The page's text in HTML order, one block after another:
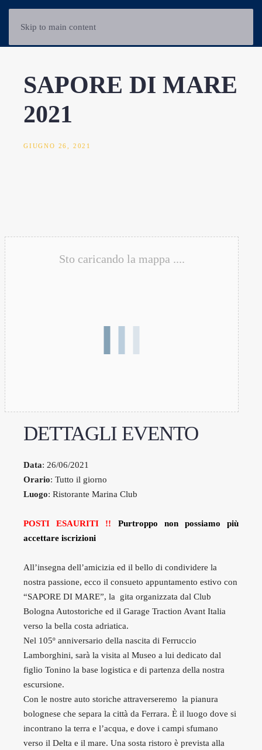
Skip to main content
SAPORE DI MARE
2021
GIUGNO 26, 2021
Sto caricando la mappa ....
DETTAGLI EVENTO
Data: 26/06/2021
Orario: Tutto il giorno
Luogo: Ristorante Marina Club
POSTI ESAURITI !! Purtroppo non possiamo più
accettare iscrizioni
All’insegna dell’amicizia ed il bello di condividere la
nostra passione, ecco il consueto appuntamento estivo con
“SAPORE DI MARE”, la gita organizzata dal Club
Bologna Autostoriche ed il Garage Traction Avant Italia
verso la bella costa adriatica.
Nel 105º anniversario della nascita di Ferruccio
Lamborghini, sarà la visita al Museo a lui dedicato dal
figlio Tonino la base logistica e di partenza della nostra
escursione.
Con le nostre auto storiche attraverseremo la pianura
bolognese che separa la città da Ferrara. È il luogo dove si
incontrano la terra e l’acqua, e dove i campi sfumano
verso il Delta e il mare. Una sosta ristoro è prevista alla